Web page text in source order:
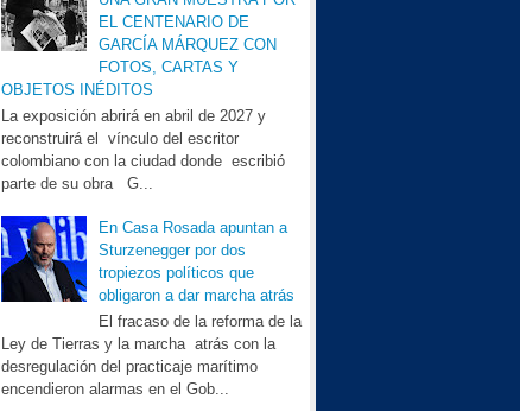
EL CENTENARIO DE
GARCÍA MÁRQUEZ CON
FOTOS, CARTAS Y
OBJETOS INÉDITOS
La exposición abrirá en abril de 2027 y
reconstruirá el vínculo del escritor
colombiano con la ciudad donde escribió
parte de su obra G...
En Casa Rosada apuntan a
Sturzenegger por dos
tropiezos políticos que
obligaron a dar marcha atrás
El fracaso de la reforma de la
Ley de Tierras y la marcha atrás con la
desregulación del practicaje marítimo
encendieron alarmas en el Gob...